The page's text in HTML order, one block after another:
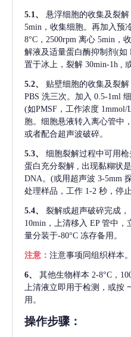
5.1、 悬浮细胞的收集及裂解
5min，收集细胞。再加入预
8°C，2500rpm 离心 5min，
解液及适量蛋白酶抑制剂(如
置于冰上，裂解 30min-1h ,
5.2、
贴壁细胞的收集及裂
PBS 洗三次。加入 0.5-1ml
(如PMSF，工作浓度
胞。细胞悬液转入离心管中
或者配合超声波破碎。
5.3、
细胞裂解过程中可用
蛋白充分裂解
, 出现黏糊状
DNA。(或用超声波 3-5mm
处理样品，工作 1-2 秒，停
5.4、 裂解或超声破碎完成，
10min，上清移入 EP 管中
量分装于-80°C 冻存备用。
注意： 注意事项同组织样本。
6、 其他生物样本 2-8°C，
上清液立即用于检测，或按
用。
操作步骤：